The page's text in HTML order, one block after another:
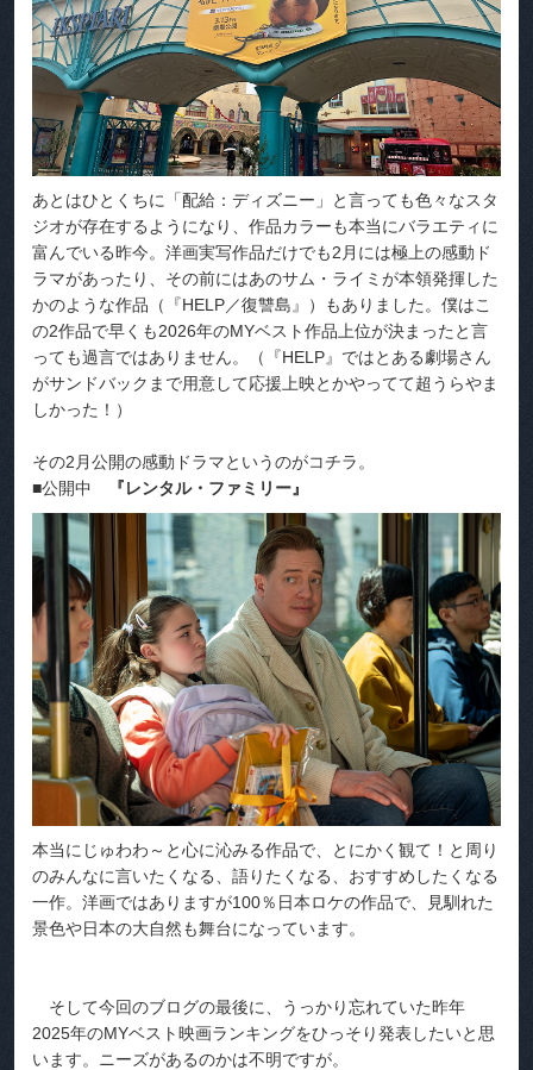
あとはひとくちに「配給：ディズニー」と言っても色々なスタ
ジオが存在するようになり、作品カラーも本当にバラエティに
富んでいる昨今。洋画実写作品だけでも2月には極上の感動ド
ラマがあったり、その前にはあのサム・ライミが本領発揮した
かのような作品（『HELP／復讐島』）もありました。僕はこ
の2作品で早くも2026年のMYベスト作品上位が決まったと言
っても過言ではありません。（『HELP』ではとある劇場さん
がサンドバックまで用意して応援上映とかやってて超うらやま
しかった！）
その2月公開の感動ドラマというのがコチラ。
■公開中
『レンタル・ファミリー』
本当にじゅわわ～と心に沁みる作品で、とにかく観て！と周り
のみんなに言いたくなる、語りたくなる、おすすめしたくなる
一作。洋画ではありますが100％日本ロケの作品で、見馴れた
景色や日本の大自然も舞台になっています。
そして今回のブログの最後に、うっかり忘れていた昨年
2025年のMYベスト映画ランキングをひっそり発表したいと思
います。ニーズがあるのかは不明ですが。